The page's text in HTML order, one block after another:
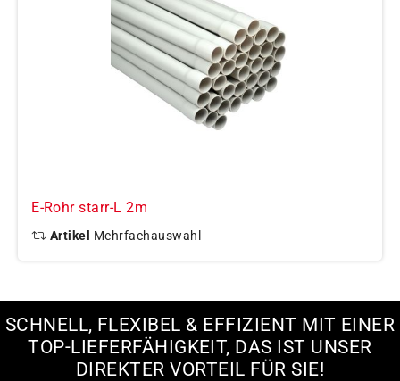
E-Rohr starr-L 2m
Artikel Mehrfachauswahl
SCHNELL, FLEXIBEL & EFFIZIENT MIT EINER
TOP-LIEFERFÄHIGKEIT, DAS IST UNSER
DIREKTER VORTEIL FÜR SIE!